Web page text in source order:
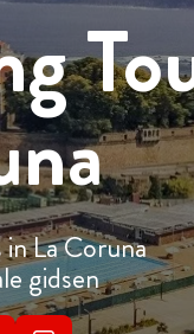
La Coruna
gidsen